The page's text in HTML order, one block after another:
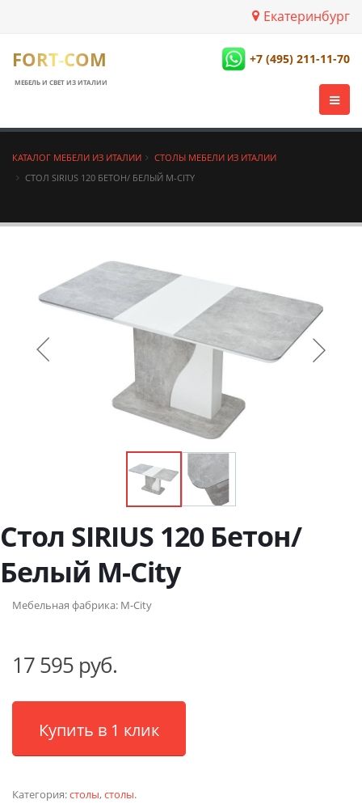
Екатеринбург
FORT-COM
МЕБЕЛЬ И СВЕТ ИЗ ИТАЛИИ
+7 (495) 211-11-70
КАТАЛОГ МЕБЕЛИ ИЗ ИТАЛИИ
СТОЛЫ МЕБЕЛИ ИЗ ИТАЛИИ
СТОЛ SIRIUS 120 БЕТОН/ БЕЛЫЙ М-CITY
Стол SIRIUS 120 Бетон/
Белый М-City
Мебельная фабрика: M-City
17 595 руб.
Купить в 1 клик
Категория:столы,столы.